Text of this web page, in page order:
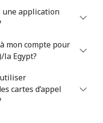
13 min pour
⁦£5⁩
une application
mon compte pour
la Egypt?
cartes d’appel